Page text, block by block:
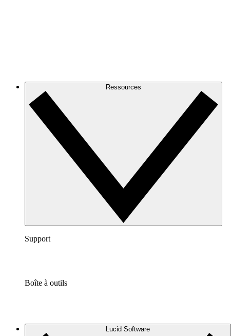
Ressources
Support
Boîte à outils
Lucid Software